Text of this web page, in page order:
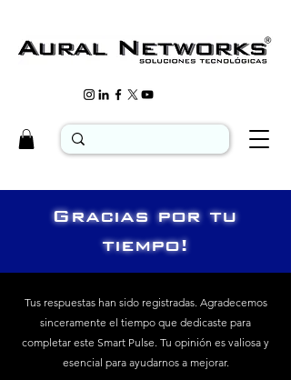
Gracias por tu
tiempo!
Tus respuestas han sido registradas. Agradecemos
sinceramente el tiempo que dedicaste para
completar este Smart Pulse. Tu opinión es valiosa y
esencial para ayudarnos a mejorar.